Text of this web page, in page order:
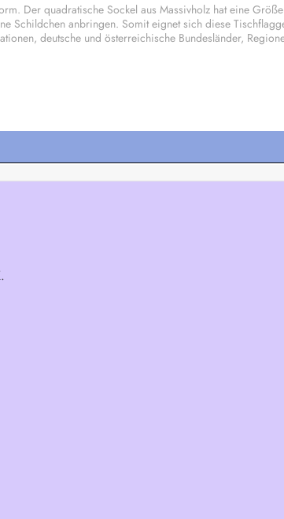
Der quadratische Sockel aus Massivholz hat eine
Schildchen anbringen. Somit eignet sich diese
deutsche und österreichische Bundesländer,